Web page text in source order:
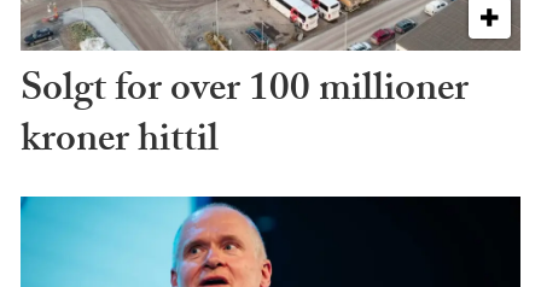
Solgt for over 100 millioner
kroner hittil